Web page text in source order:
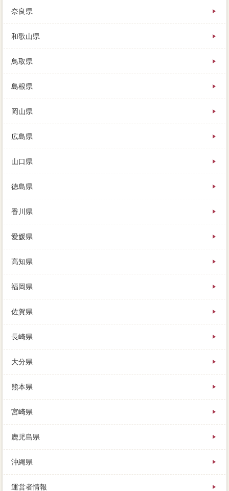
奈良県
和歌山県
鳥取県
島根県
岡山県
広島県
山口県
徳島県
香川県
愛媛県
高知県
福岡県
佐賀県
長崎県
大分県
熊本県
宮崎県
鹿児島県
沖縄県
運営者情報